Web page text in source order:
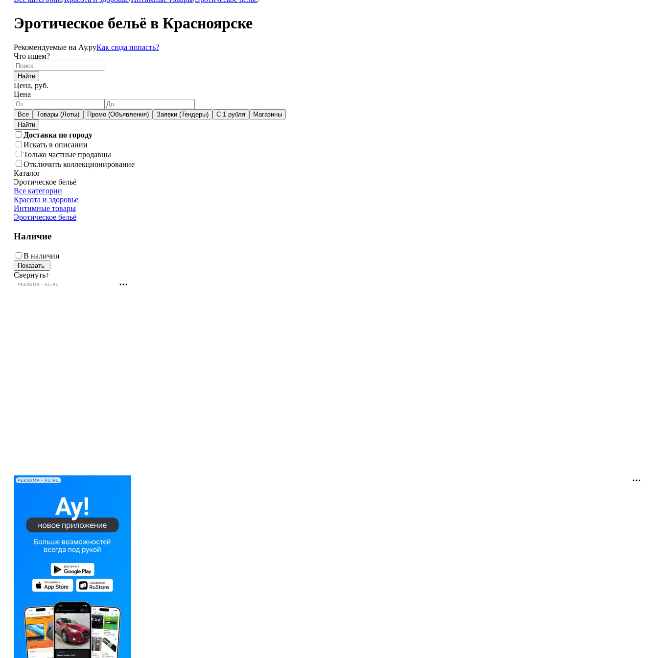
Эротическое бельё в Красноярске
Рекомендуемые на Ау.руКак сюда попасть?
Что ищем?
Найти
Цена, руб.
Цена
Все Товары (Лоты) Промо (Объявления) Заявки (Тендеры) С 1 рубля Магазины
Доставка по городу
Искать в описании
Только частные продавцы
Отключить коллекционирование
Каталог
Эротическое бельё
Все категории
Красота и здоровье
Интимные товары
Эротическое бельё
Наличие
В наличии
Свернуть↑
РЕКЛАМА • AU.RU
РЕКЛАМА • AU.RU